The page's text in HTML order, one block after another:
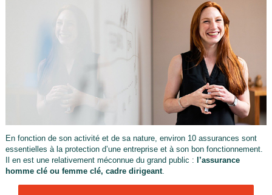
En fonction de son activité et de sa nature, environ 10 assurances sont
essentielles à la protection d’une entreprise et à son bon fonctionnement.
Il en est une relativement méconnue du grand public :
l’assurance
homme clé ou femme clé, cadre dirigeant.